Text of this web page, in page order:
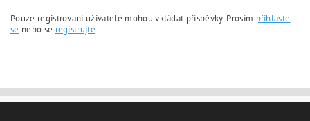
Pouze registrovaní uživatelé mohou vkládat příspěvky. Prosím přihlaste
se nebo se registrujte.